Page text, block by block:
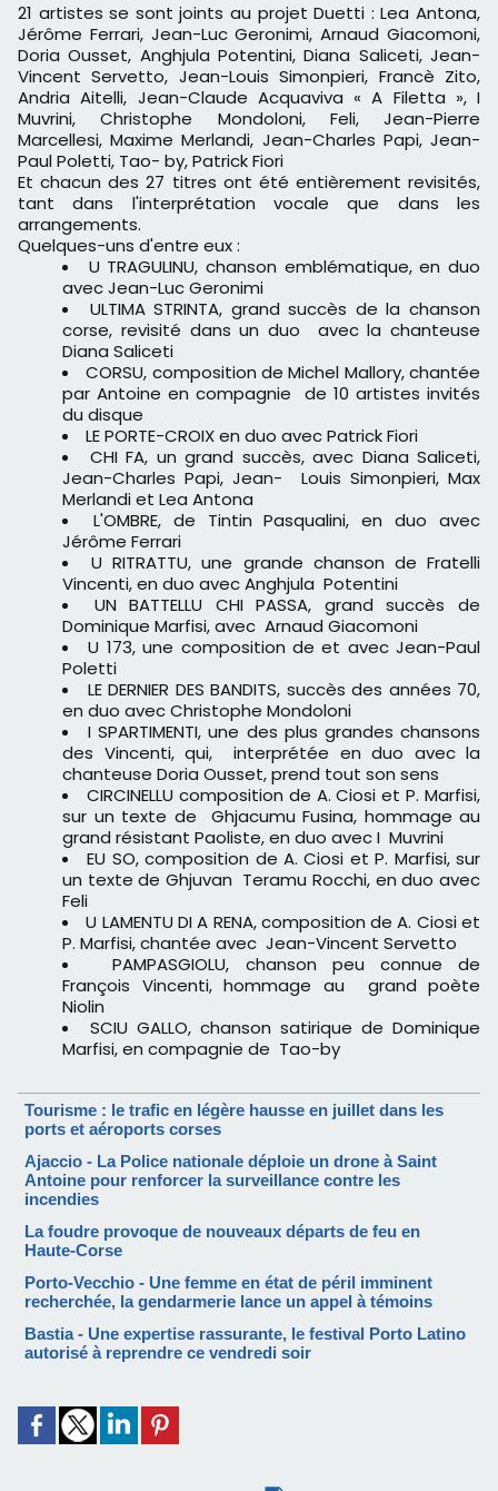
21 artistes se sont joints au projet Duetti : Lea Antona,
Jérôme Ferrari, Jean-Luc Geronimi, Arnaud Giacomoni,
Doria Ousset, Anghjula Potentini, Diana Saliceti, Jean-
Vincent Servetto, Jean-Louis Simonpieri, Francè Zito,
Andria Aitelli, Jean-Claude Acquaviva « A Filetta », I
Muvrini, Christophe Mondoloni, Feli, Jean-Pierre
Marcellesi, Maxime Merlandi, Jean-Charles Papi, Jean-
Paul Poletti, Tao- by, Patrick Fiori
Et chacun des 27 titres ont été entièrement revisités,
tant dans l'interprétation vocale que dans les
arrangements.
Quelques-uns d'entre eux :
U TRAGULINU, chanson emblématique, en duo
avec Jean-Luc Geronimi
ULTIMA STRINTA, grand succès de la chanson
corse, revisité dans un duo avec la chanteuse
Diana Saliceti
CORSU, composition de Michel Mallory, chantée
par Antoine en compagnie de 10 artistes invités
du disque
LE PORTE-CROIX en duo avec Patrick Fiori
CHI FA, un grand succès, avec Diana Saliceti,
Jean-Charles Papi, Jean- Louis Simonpieri, Max
Merlandi et Lea Antona
L'OMBRE, de Tintin Pasqualini, en duo avec
Jérôme Ferrari
U RITRATTU, une grande chanson de Fratelli
Vincenti, en duo avec Anghjula Potentini
UN BATTELLU CHI PASSA, grand succès de
Dominique Marfisi, avec Arnaud Giacomoni
U 173, une composition de et avec Jean-Paul
Poletti
LE DERNIER DES BANDITS, succès des années 70,
en duo avec Christophe Mondoloni
I SPARTIMENTI, une des plus grandes chansons
des Vincenti, qui, interprétée en duo avec la
chanteuse Doria Ousset, prend tout son sens
CIRCINELLU composition de A. Ciosi et P. Marfisi,
sur un texte de Ghjacumu Fusina, hommage au
grand résistant Paoliste, en duo avec I Muvrini
EU SO, composition de A. Ciosi et P. Marfisi, sur
un texte de Ghjuvan Teramu Rocchi, en duo avec
Feli
U LAMENTU DI A RENA, composition de A. Ciosi et
P. Marfisi, chantée avec Jean-Vincent Servetto
PAMPASGIOLU, chanson peu connue de
François Vincenti, hommage au grand poète
Niolin
SCIU GALLO, chanson satirique de Dominique
Marfisi, en compagnie de Tao-by
Tourisme : le trafic en légère hausse en juillet dans les
ports et aéroports corses
Ajaccio - La Police nationale déploie un drone à Saint
Antoine pour renforcer la surveillance contre les
incendies
La foudre provoque de nouveaux départs de feu en
Haute-Corse
Porto-Vecchio - Une femme en état de péril imminent
recherchée, la gendarmerie lance un appel à témoins
Bastia - Une expertise rassurante, le festival Porto Latino
autorisé à reprendre ce vendredi soir